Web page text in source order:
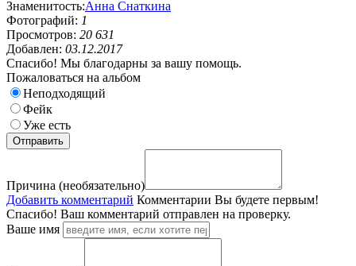
Знаменитость:Анна Снаткина
Фотографий: 1
Просмотров: 20 631
Добавлен: 03.12.2017
Спасибо! Мы благодарны за вашу помощь.
Пожаловаться на альбом
Неподходящий
Фейк
Уже есть
Причина (необязательно)
Добавить комментарий Комментарии Вы будете первым!
Спасибо! Ваш комментарий отправлен на проверку.
Ваше имя